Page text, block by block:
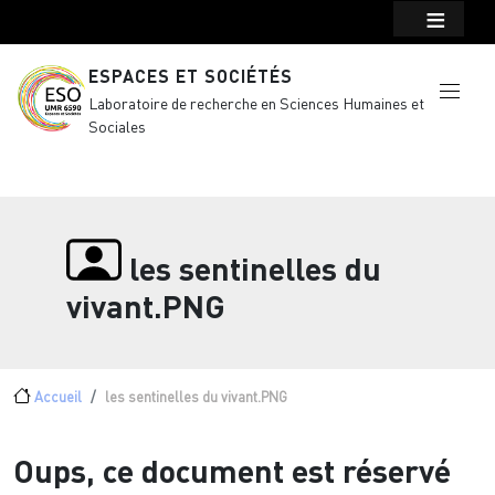
ESPACES ET SOCIÉTÉS
Laboratoire de recherche en Sciences Humaines et
Sociales
les sentinelles du
vivant.PNG
Fil d'Ariane
Accueil les sentinelles du vivant.PNG
Oups, ce document est réservé